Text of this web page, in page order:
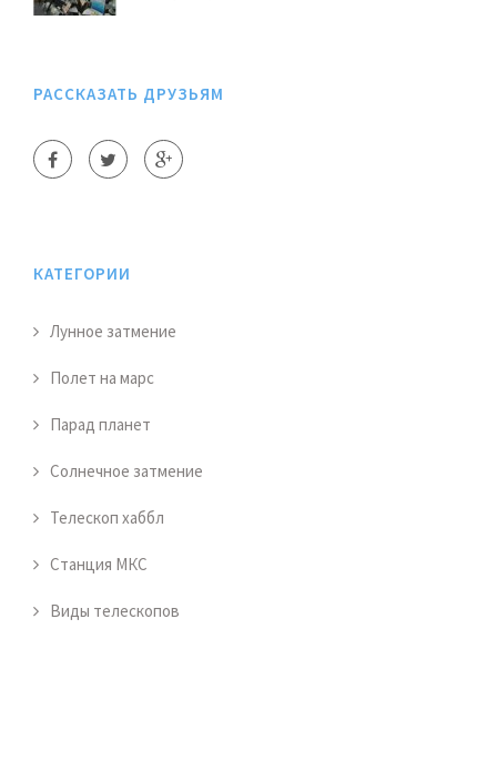
РАССКАЗАТЬ ДРУЗЬЯМ
КАТЕГОРИИ
Лунное затмение
Полет на марс
Парад планет
Солнечное затмение
Телескоп хаббл
Станция МКС
Виды телескопов